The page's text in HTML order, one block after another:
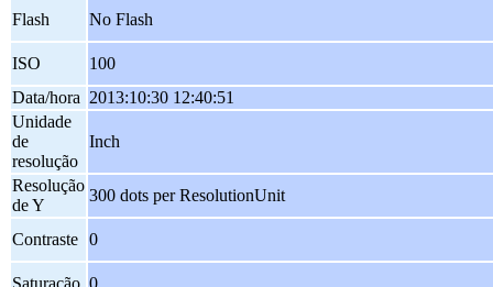
Flash No Flash
ISO
100
Data/hora 2013:10:30 12:40:51
Unidade
de
resolução
Inch
Resolução
de Y
300 dots per ResolutionUnit
Contraste 0
Saturação 0